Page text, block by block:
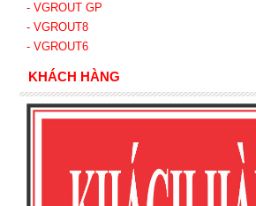
- VGROUT GP
- VGROUT8
- VGROUT6
KHÁCH HÀNG